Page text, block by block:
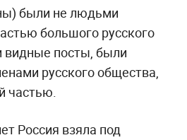
были не людьми
большого русского
видные посты, были
русского общества,
частью.
Россия взяла под